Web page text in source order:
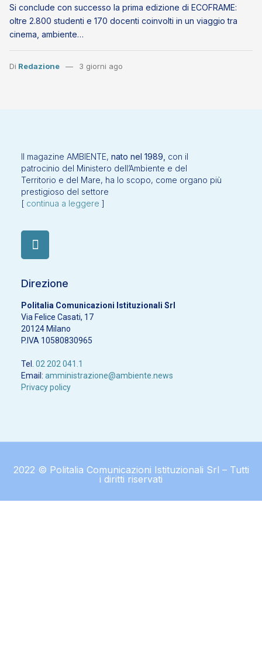
Si conclude con successo la prima edizione di ECOFRAME:
oltre 2.800 studenti e 170 docenti coinvolti in un viaggio tra
cinema, ambiente…
Di Redazione 3 giorni ago
Il magazine AMBIENTE, nato nel 1989, con il
patrocinio del Ministero dell’Ambiente e del
Territorio e del Mare, ha lo scopo, come organo più
prestigioso del settore
[ continua a leggere ]
Direzione
Politalia Comunicazioni Istituzionali Srl
Via Felice Casati, 17
20124 Milano
P.IVA 10580830965
Tel. 02 202 041.1
Email: amministrazione@ambiente.news
Privacy policy
2022 © Politalia Comunicazioni Istituzionali Srl – Tutti
i diritti riservati